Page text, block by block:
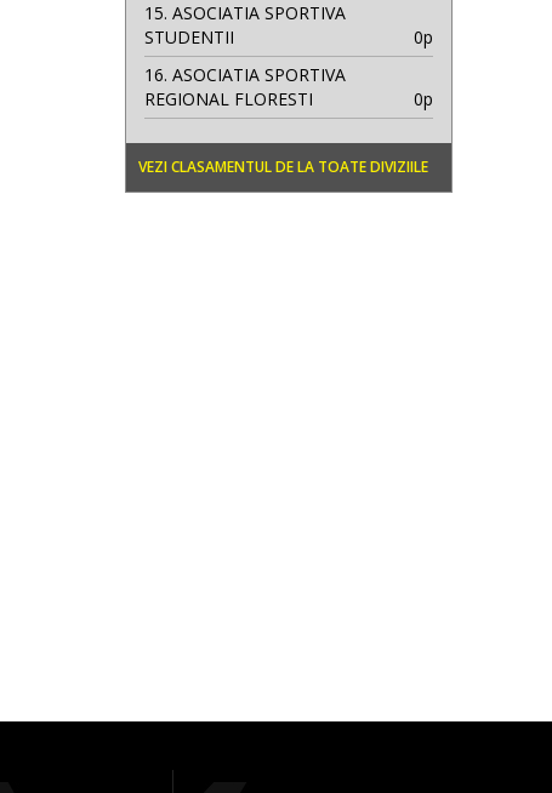
15. ASOCIATIA SPORTIVA
STUDENTII
0p
16. ASOCIATIA SPORTIVA
REGIONAL FLORESTI
0p
VEZI CLASAMENTUL DE LA TOATE DIVIZIILE